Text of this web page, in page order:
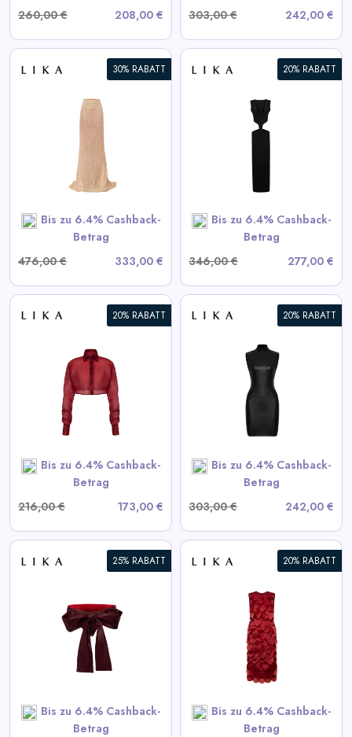
260,00 €
208,00 €
303,00 €
242,00 €
30% RABATT
Bis zu 6.4% Cashback-
Betrag
476,00 €
333,00 €
20% RABATT
Bis zu 6.4% Cashback-
Betrag
346,00 €
277,00 €
Schwarzes Kleid mit
Taillenausschnitten
View All LIKA Deals
SHOP NOW
20% RABATT
Bis zu 6.4% Cashback-
Betrag
216,00 €
173,00 €
20% RABATT
Bis zu 6.4% Cashback-
Betrag
303,00 €
242,00 €
Schwarzes strukturiertes Mini-
View All LIKA Deals
SHOP NOW
25% RABATT
Bis zu 6.4% Cashback-
Betrag
20% RABATT
Bis zu 6.4% Cashback-
Betrag
Bordeaux Kleid mit
voluminösen Elementen
View All LIKA Deals
SHOP NOW